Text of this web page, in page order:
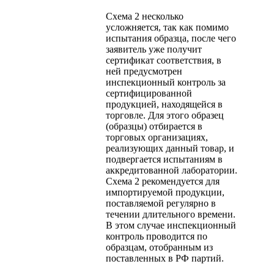
Схема 2 несколько
усложняется, так как помимо
испытания образца, после чего
заявитель уже получит
сертификат соответствия, в
ней предусмотрен
инспекционный контроль за
сертифицированной
продукцией, находящейся в
торговле. Для этого образец
(образцы) отбирается в
торговых организациях,
реализующих данный товар, и
подвергается испытаниям в
аккредитованной лаборатории.
Схема 2 рекомендуется для
импортируемой продукции,
поставляемой регулярно в
течении длительного времени.
В этом случае инспекционный
контроль проводится по
образцам, отобранным из
поставленных в РФ партий.